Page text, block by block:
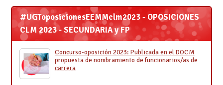
#UGToposicionesEEMMclm2023 - OPOSICIONES
CLM 2023 - SECUNDARIA y FP
Concurso-oposición 2023: Publicada en el DOCM
propuesta de nombramiento de funcionarios/as de
carrera